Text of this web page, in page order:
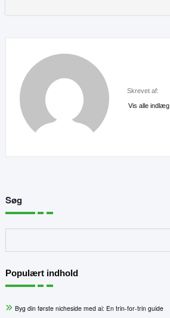
Skrevet af:
Vis alle indlæg
Søg
Populært indhold
Byg din første nicheside med ai: En trin-for-trin guide